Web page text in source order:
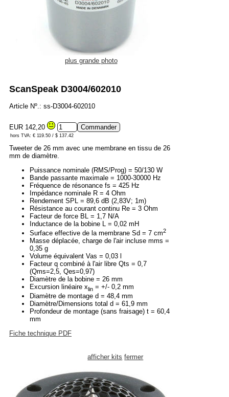
plus grande photo
ScanSpeak D3004/602010
Article Nº.: ss-D3004-602010
EUR 142,20
hors TVA: € 119.50 / $ 137.42
Tweeter de 26 mm avec une membrane en tissu de 26
mm de diamètre.
Puissance nominale (RMS/Prog) = 50/130 W
Bande passante maximale = 1000-30000 Hz
Fréquence de résonance fs = 425 Hz
Impédance nominale R = 4 Ohm
Rendement SPL = 89,6 dB (2,83V; 1m)
Résistance au courant continu Re = 3 Ohm
Facteur de force BL = 1,7 N/A
Inductance de la bobine L = 0,02 mH
Surface effective de la membrane Sd = 7 cm2
Masse déplacée, charge de l'air incluse mms =
0,35 g
Volume équivalent Vas = 0,03 l
Facteur q combiné à l'air libre Qts = 0,7
(Qms=2,5, Qes=0,97)
Diamètre de la bobine = 26 mm
Excursion linéaire xlin = +/- 0,2 mm
Diamètre de montage d = 48,4 mm
Diamètre/Dimensions total d = 61,9 mm
Profondeur de montage (sans fraisage) t = 60,4
mm
Fiche technique PDF
afficher kits fermer